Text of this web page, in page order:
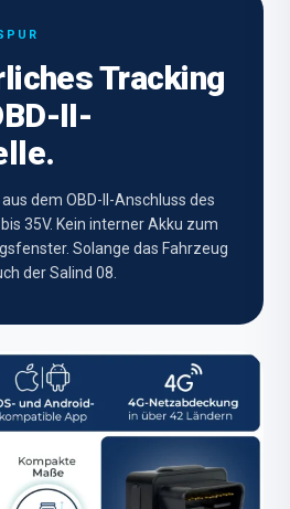
Tracking
II-
dem OBD-II-Anschluss des
35V. Kein interner Akku zum
Solange das Fahrzeug
der Salind 08.